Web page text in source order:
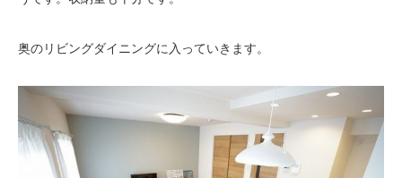
奥のリビングダイニングに入っていきます。